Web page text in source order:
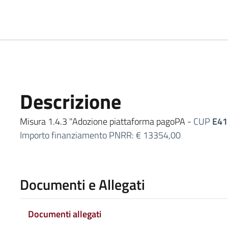
Descrizione
Misura 1.4.3 "Adozione piattaforma pagoPA - CUP
Importo finanziamento PNRR: € 13354,00
Documenti e Allegati
Documenti allegati